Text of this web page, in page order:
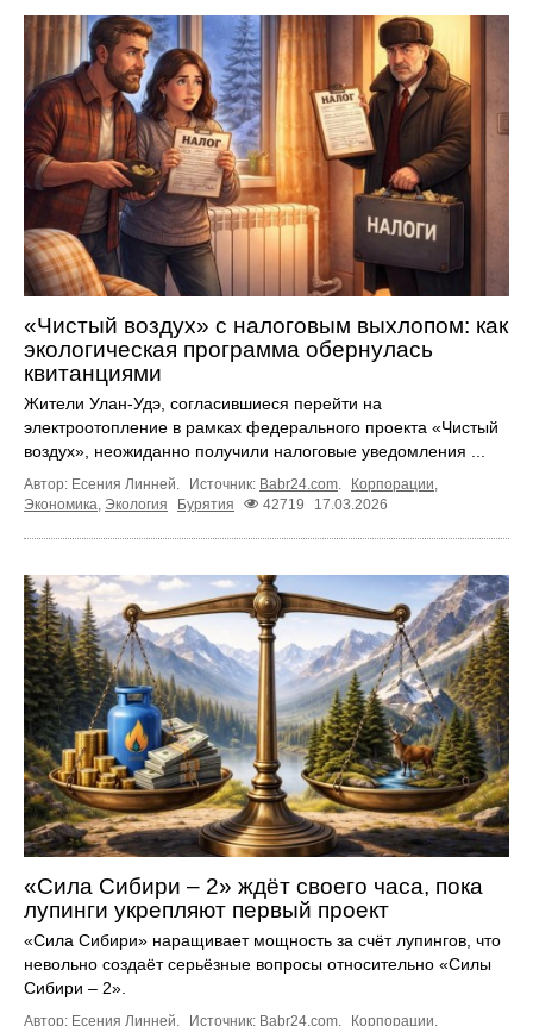
«Чистый воздух» с налоговым выхлопом: как
экологическая программа обернулась
квитанциями
Жители Улан-Удэ, согласившиеся перейти на
электроотопление в рамках федерального проекта «Чистый
воздух», неожиданно получили налоговые уведомления ...
Автор: Есения Линней. Источник: Babr24.com. Корпорации,
Экономика, Экология Бурятия 42719 17.03.2026
«Сила Сибири – 2» ждёт своего часа, пока
лупинги укрепляют первый проект
«Сила Сибири» наращивает мощность за счёт лупингов, что
невольно создаёт серьёзные вопросы относительно «Силы
Сибири – 2».
Автор: Есения Линней. Источник: Babr24.com. Корпорации,